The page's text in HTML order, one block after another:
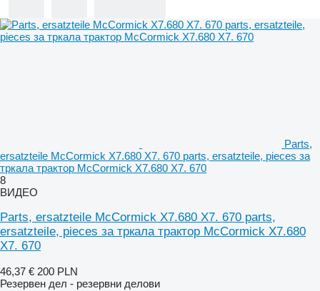
Parts,
ersatzteile McCormick X7.680 X7. 670 parts, ersatzteile, pieces за
тркала трактор McCormick X7.680 X7. 670
8
ВИДЕО
Parts, ersatzteile McCormick X7.680 X7. 670 parts,
ersatzteile, pieces за тркала трактор McCormick X7.680
X7. 670
46,37 € 200 PLN
Резервен дел - резервни делови